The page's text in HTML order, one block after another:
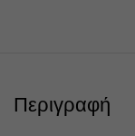
Περιγραφή